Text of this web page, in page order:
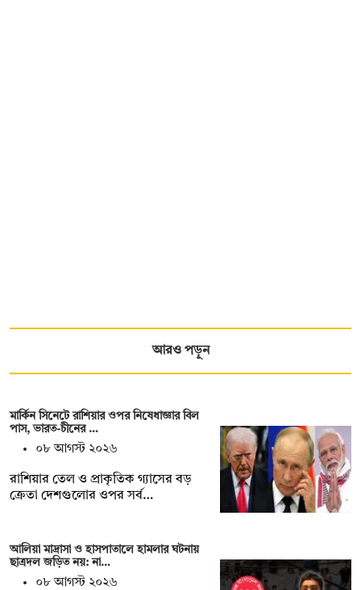
আরও পড়ুন
মার্কিন সিনেটে রাশিয়ার ওপর নিষেধাজ্ঞার বিল
পাস, ভারত-চীনের …
০৮ আগস্ট ২০২৬
রাশিয়ার তেল ও প্রাকৃতিক গ্যাসের বড়
ক্রেতা দেশগুলোর ওপর সর্ব…
আলিয়া মাদ্রাসা ও হাসপাতালে হামলার ঘটনায়
ছাত্রদল জড়িত নয়: না…
০৮ আগস্ট ২০২৬